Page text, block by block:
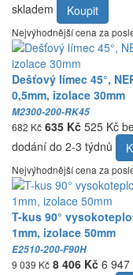
skladem
Koupit
Nejvýhodnější cena za
Dešťový límec 45°,
0,5mm, izolace 30mm
M2300-200-RK45
682 Kč 635 Kč 525 Kč
dodání do 2-3 týdnů
Nejvýhodnější cena za
T-kus 90°
1mm, izolace 50mm
E2510-200-F90H
9 039 Kč 8 406 Kč 6 947